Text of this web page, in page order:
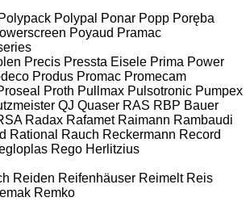
Polypack Polypal Ponar Popp Poręba
Poyaud Pramac
Precis Pressta Eisele Prima Power
Produs Promac Promecam
Proth Pullmax Pulsotronic Pumpex
QJ Quaser RAS RBP Bauer
Radax Rafamet Raimann Rambaudi
Rational Rauch Reckermann Record
Rego Herlitzius
Reiden Reifenhäuser Reimelt Reis
Remko